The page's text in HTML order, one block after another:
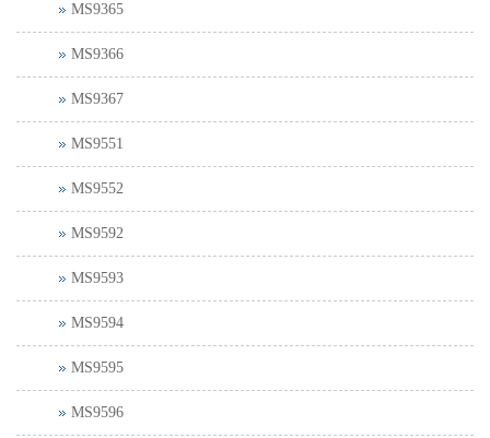
MS9365
MS9366
MS9367
MS9551
MS9552
MS9592
MS9593
MS9594
MS9595
MS9596